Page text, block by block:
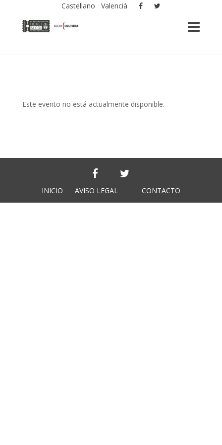
Castellano Valencià
Este evento no está actualmente disponible.
INICIO AVISO LEGAL CONTACTO